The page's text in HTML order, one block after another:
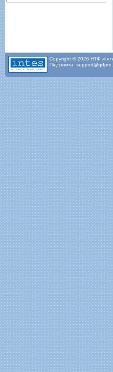
Copyright © 2026 НТФ
Підтримка: